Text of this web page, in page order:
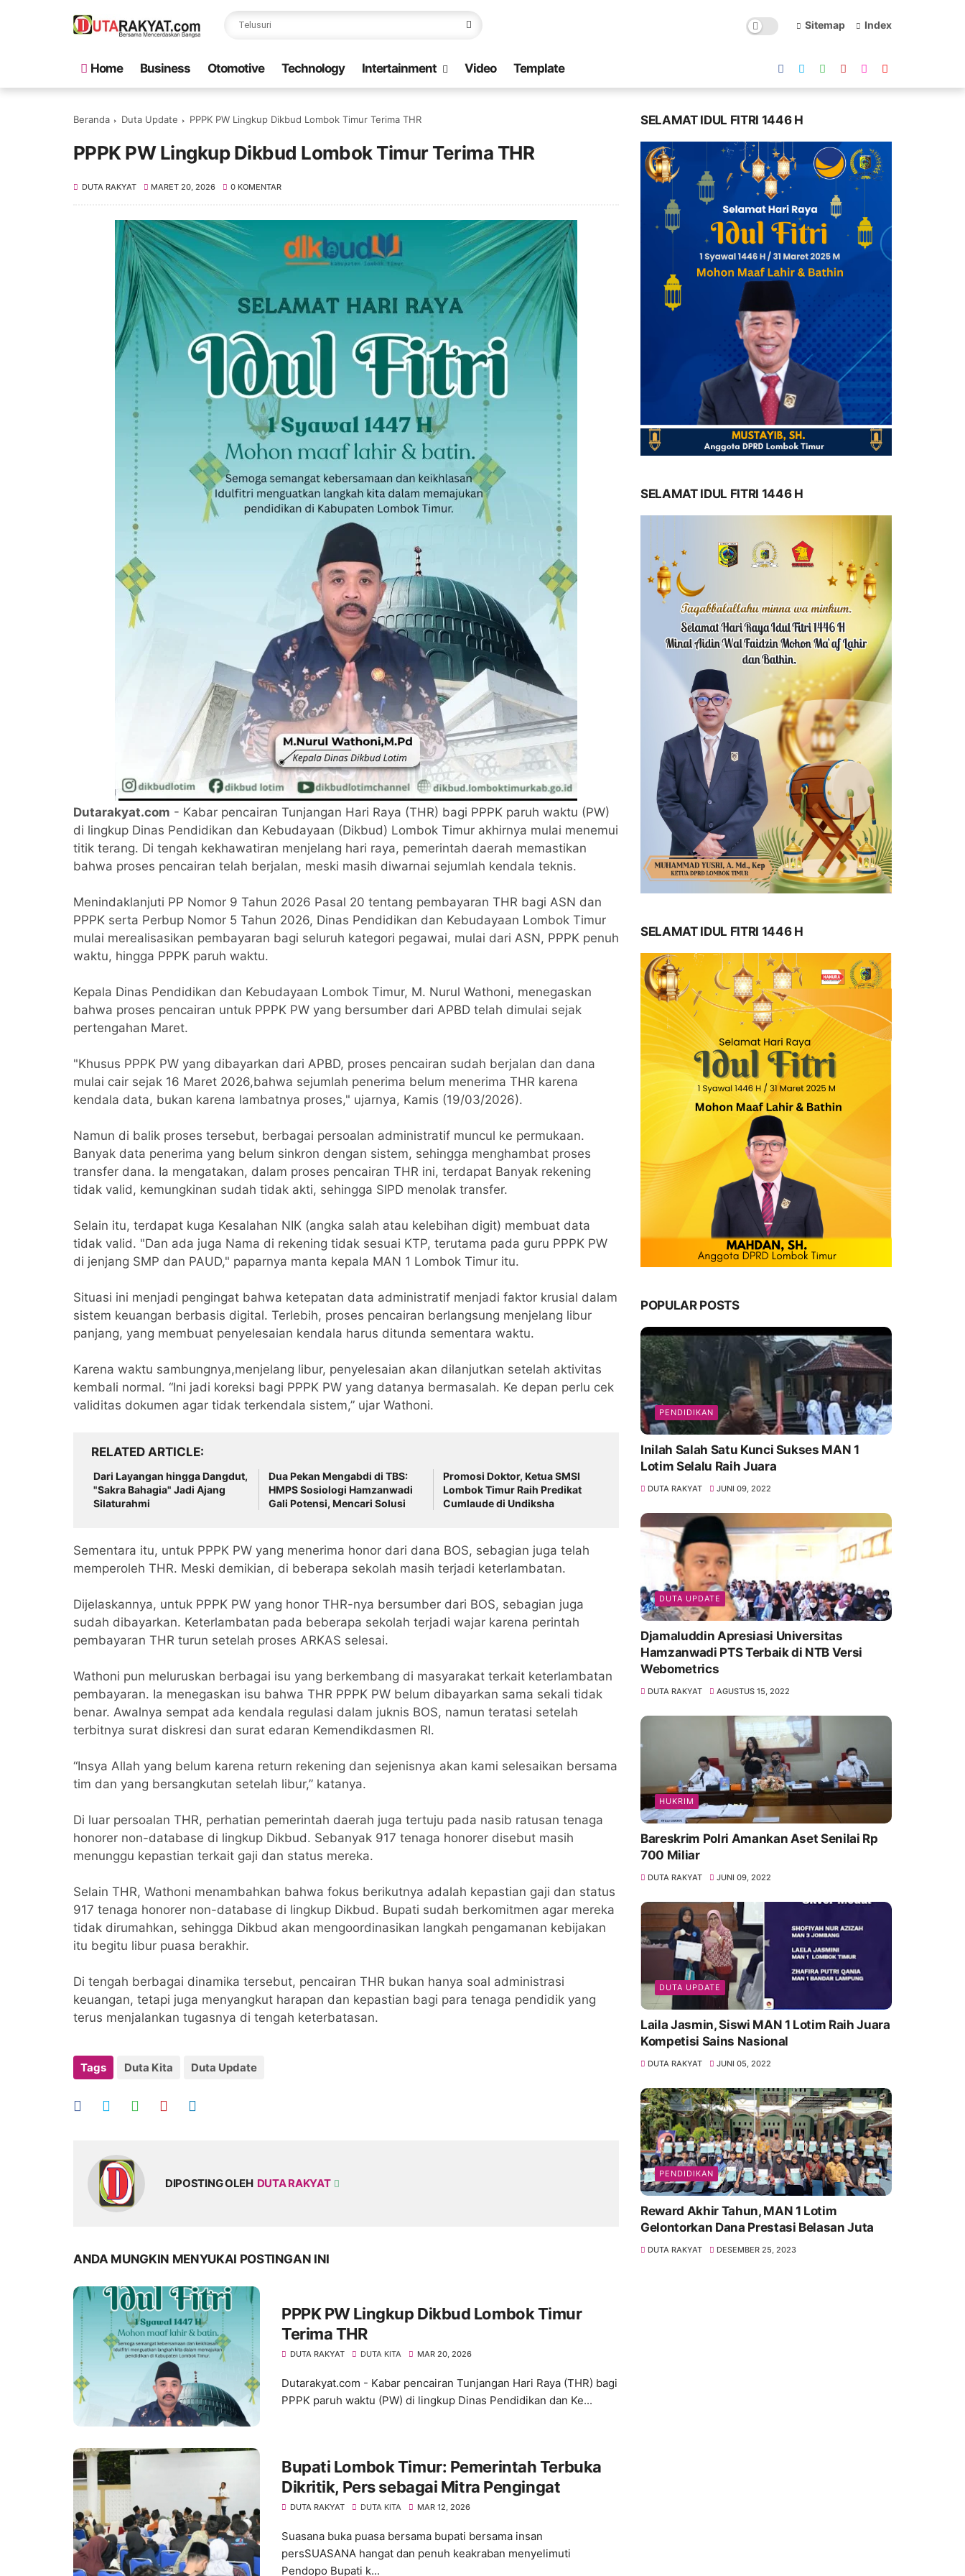
Sitemap Index
Home Business Otomotive Technology Intertainment Video Template
Beranda Duta Update PPPK PW Lingkup Dikbud Lombok Timur Terima THR
PPPK PW Lingkup Dikbud Lombok Timur Terima THR
DUTA RAKYAT MARET 20, 2026 0 KOMENTAR
Dutarakyat.com - Kabar pencairan Tunjangan Hari Raya (THR) bagi PPPK paruh waktu (PW)
di lingkup Dinas Pendidikan dan Kebudayaan (Dikbud) Lombok Timur akhirnya mulai menemui
titik terang. Di tengah kekhawatiran menjelang hari raya, pemerintah daerah memastikan
bahwa proses pencairan telah berjalan, meski masih diwarnai sejumlah kendala teknis.
Menindaklanjuti PP Nomor 9 Tahun 2026 Pasal 20 tentang pembayaran THR bagi ASN dan
PPPK serta Perbup Nomor 5 Tahun 2026, Dinas Pendidikan dan Kebudayaan Lombok Timur
mulai merealisasikan pembayaran bagi seluruh kategori pegawai, mulai dari ASN, PPPK penuh
waktu, hingga PPPK paruh waktu.
Kepala Dinas Pendidikan dan Kebudayaan Lombok Timur, M. Nurul Wathoni, menegaskan
bahwa proses pencairan untuk PPPK PW yang bersumber dari APBD telah dimulai sejak
pertengahan Maret.
"Khusus PPPK PW yang dibayarkan dari APBD, proses pencairan sudah berjalan dan dana
mulai cair sejak 16 Maret 2026,bahwa sejumlah penerima belum menerima THR karena
kendala data, bukan karena lambatnya proses," ujarnya, Kamis (19/03/2026).
Namun di balik proses tersebut, berbagai persoalan administratif muncul ke permukaan.
Banyak data penerima yang belum sinkron dengan sistem, sehingga menghambat proses
transfer dana. Ia mengatakan, dalam proses pencairan THR ini, terdapat Banyak rekening
tidak valid, kemungkinan sudah tidak akti, sehingga SIPD menolak transfer.
Selain itu, terdapat kuga Kesalahan NIK (angka salah atau kelebihan digit) membuat data
tidak valid. "Dan ada juga Nama di rekening tidak sesuai KTP, terutama pada guru PPPK PW
di jenjang SMP dan PAUD," paparnya manta kepala MAN 1 Lombok Timur itu.
Situasi ini menjadi pengingat bahwa ketepatan data administratif menjadi faktor krusial dalam
sistem keuangan berbasis digital. Terlebih, proses pencairan berlangsung menjelang libur
panjang, yang membuat penyelesaian kendala harus ditunda sementara waktu.
Karena waktu sambungnya,menjelang libur, penyelesaian akan dilanjutkan setelah aktivitas
kembali normal. “Ini jadi koreksi bagi PPPK PW yang datanya bermasalah. Ke depan perlu cek
validitas dokumen agar tidak terkendala sistem,” ujar Wathoni.
RELATED ARTICLE
Dari Layangan hingga Dangdut,
"Sakra Bahagia" Jadi Ajang
Silaturahmi
Dua Pekan Mengabdi di TBS:
HMPS Sosiologi Hamzanwadi
Gali Potensi, Mencari Solusi
Promosi Doktor, Ketua SMSI
Lombok Timur Raih Predikat
Cumlaude di Undiksha
Sementara itu, untuk PPPK PW yang menerima honor dari dana BOS, sebagian juga telah
memperoleh THR. Meski demikian, di beberapa sekolah masih terjadi keterlambatan.
Dijelaskannya, untuk PPPK PW yang honor THR-nya bersumber dari BOS, sebagian juga
sudah dibayarkan. Keterlambatan pada beberapa sekolah terjadi wajar karena perintah
pembayaran THR turun setelah proses ARKAS selesai.
Wathoni pun meluruskan berbagai isu yang berkembang di masyarakat terkait keterlambatan
pembayaran. Ia menegaskan isu bahwa THR PPPK PW belum dibayarkan sama sekali tidak
benar. Awalnya sempat ada kendala regulasi dalam juknis BOS, namun teratasi setelah
terbitnya surat diskresi dan surat edaran Kemendikdasmen RI.
“Insya Allah yang belum karena return rekening dan sejenisnya akan kami selesaikan bersama
tim dan yang bersangkutan setelah libur,” katanya.
Di luar persoalan THR, perhatian pemerintah daerah juga tertuju pada nasib ratusan tenaga
honorer non-database di lingkup Dikbud. Sebanyak 917 tenaga honorer disebut masih
menunggu kepastian terkait gaji dan status mereka.
Selain THR, Wathoni menambahkan bahwa fokus berikutnya adalah kepastian gaji dan status
917 tenaga honorer non-database di lingkup Dikbud. Bupati sudah berkomitmen agar mereka
tidak dirumahkan, sehingga Dikbud akan mengoordinasikan langkah pengamanan kebijakan
itu begitu libur puasa berakhir.
Di tengah berbagai dinamika tersebut, pencairan THR bukan hanya soal administrasi
keuangan, tetapi juga menyangkut harapan dan kepastian bagi para tenaga pendidik yang
terus menjalankan tugasnya di tengah keterbatasan.
Tags Duta Kita Duta Update
DIPOSTING OLEH DUTA RAKYAT
ANDA MUNGKIN MENYUKAI POSTINGAN INI
PPPK PW Lingkup Dikbud Lombok Timur
Terima THR
DUTA RAKYAT DUTA KITA MAR 20, 2026
Dutarakyat.com - Kabar pencairan Tunjangan Hari Raya (THR) bagi
PPPK paruh waktu (PW) di lingkup Dinas Pendidikan dan Ke...
Bupati Lombok Timur: Pemerintah Terbuka
Dikritik, Pers sebagai Mitra Pengingat
DUTA RAKYAT DUTA KITA MAR 12, 2026
Suasana buka puasa bersama bupati bersama insan
persSUASANA hangat dan penuh keakraban menyelimuti
Pendopo Bupati k...
SELAMAT IDUL FITRI 1446 H
SELAMAT IDUL FITRI 1446 H
SELAMAT IDUL FITRI 1446 H
POPULAR POSTS
PENDIDIKAN
Inilah Salah Satu Kunci Sukses MAN 1
Lotim Selalu Raih Juara
DUTA RAKYAT JUNI 09, 2022
DUTA UPDATE
Djamaluddin Apresiasi Universitas
Hamzanwadi PTS Terbaik di NTB Versi
Webometrics
DUTA RAKYAT AGUSTUS 15, 2022
HUKRIM
Bareskrim Polri Amankan Aset Senilai Rp
700 Miliar
DUTA RAKYAT JUNI 09, 2022
DUTA UPDATE
Laila Jasmin, Siswi MAN 1 Lotim Raih Juara
Kompetisi Sains Nasional
DUTA RAKYAT JUNI 05, 2022
PENDIDIKAN
Reward Akhir Tahun, MAN 1 Lotim
Gelontorkan Dana Prestasi Belasan Juta
DUTA RAKYAT DESEMBER 25, 2023